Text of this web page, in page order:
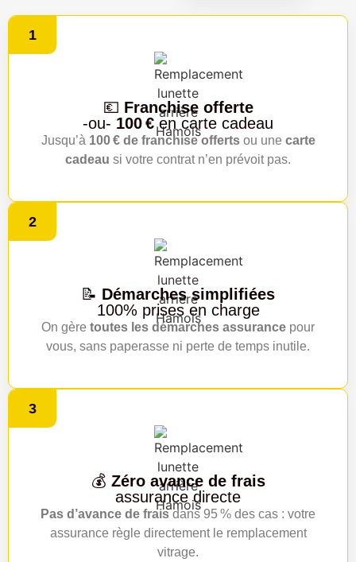
1
💶 Franchise offerte
-ou- 100 €en carte cadeau
Jusqu’à 100 € de franchise offertsou une carte
cadeau si votre contrat n’en prévoit pas.
2
📝 Démarches simplifiées
100% prises en charge
On gère toutes les démarches assurance pour
vous, sans paperasse ni perte de temps inutile.
3
💰 Zéro avance de frais
assurance directe
Pas d’avance de fraisdans 95 % des cas : votre
assurance règle directement le remplacement
vitrage.